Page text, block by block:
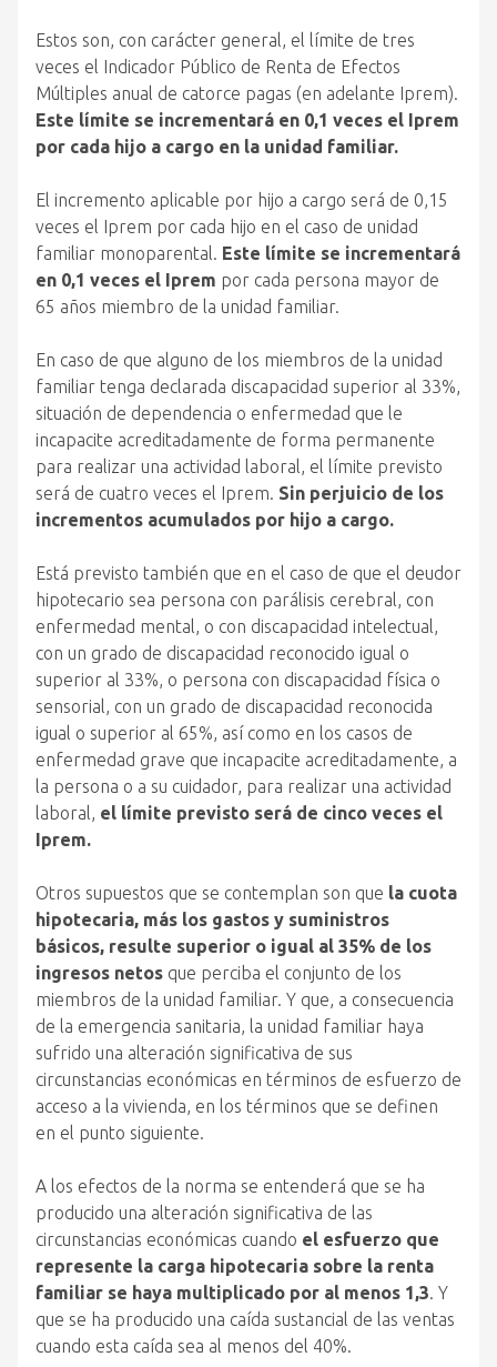
Estos son, con carácter general, el límite de tres
veces el Indicador Público de Renta de Efectos
Múltiples anual de catorce pagas (en adelante Iprem).
Este límite se incrementará en 0,1 veces el Iprem
por cada hijo a cargo en la unidad familiar.
El incremento aplicable por hijo a cargo será de 0,15
veces el Iprem por cada hijo en el caso de unidad
familiar monoparental. Este límite se incrementará
en 0,1 veces el Iprem por cada persona mayor de
65 años miembro de la unidad familiar.
En caso de que alguno de los miembros de la unidad
familiar tenga declarada discapacidad superior al 33%,
situación de dependencia o enfermedad que le
incapacite acreditadamente de forma permanente
para realizar una actividad laboral, el límite previsto
será de cuatro veces el Iprem. Sin perjuicio de los
incrementos acumulados por hijo a cargo.
Está previsto también que en el caso de que el deudor
hipotecario sea persona con parálisis cerebral, con
enfermedad mental, o con discapacidad intelectual,
con un grado de discapacidad reconocido igual o
superior al 33%, o persona con discapacidad física o
sensorial, con un grado de discapacidad reconocida
igual o superior al 65%, así como en los casos de
enfermedad grave que incapacite acreditadamente, a
la persona o a su cuidador, para realizar una actividad
laboral, el límite previsto será de cinco veces el
Iprem.
Otros supuestos que se contemplan son que la cuota
hipotecaria, más los gastos y suministros
básicos, resulte superior o igual al 35% de los
ingresos netos que perciba el conjunto de los
miembros de la unidad familiar. Y que, a consecuencia
de la emergencia sanitaria, la unidad familiar haya
sufrido una alteración significativa de sus
circunstancias económicas en términos de esfuerzo de
acceso a la vivienda, en los términos que se definen
en el punto siguiente.
A los efectos de la norma se entenderá que se ha
producido una alteración significativa de las
circunstancias económicas cuando el esfuerzo que
represente la carga hipotecaria sobre la renta
familiar se haya multiplicado por al menos 1,3. Y
que se ha producido una caída sustancial de las ventas
cuando esta caída sea al menos del 40%.